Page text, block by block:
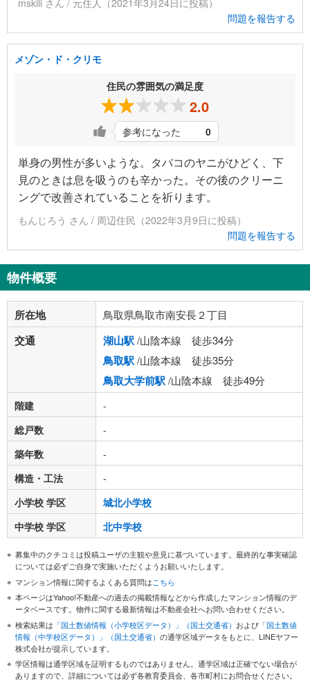
mskiii さん / 元住人（2021年3月24日に投稿）
問題を報告する
メゾン・ド・クリモ
住民の雰囲気の満足度
2.0
参考になった 0
単身の男性が多いような。タバコのヤニがひどく、下
見のときは息を吸うのも辛かった。その後のクリーニ
ングで改善されていることを祈ります。
もんじろう さん / 周辺住民（2022年3月9日に投稿）
問題を報告する
物件概要
所在地 鳥取県鳥取市南安長２丁目
交通 湖山駅/山陰本線 徒歩34分
鳥取駅/山陰本線 徒歩35分
鳥取大学前駅/山陰本線 徒歩49分
階建
-
総戸数
-
築年数
-
構造・工法
-
小学校 学区
城北小学校
中学校 学区
北中学校
募集中のクチコミは投稿ユーザの主観や意見に基づいています。最終的な事実確認
については必ずご自身で実施いただくようお願いいたします。
マンション情報に関するよくある質問はこちら
本ページはYahoo!不動産への過去の掲載情報などから作成したマンション情報のデ
ータベースです。物件に関する最新情報は不動産会社へお問い合わせください。
検索結果は 「国土数値情報（小学校区データ）」（国土交通省） および 「国土数値
情報（中学校区データ）」（国土交通省） の通学区域データをもとに、LINEヤフー
株式会社が提示しています。
学区情報は通学区域を証明するものではありません。通学区域は正確でない場合が
ありますので、詳細については必ず各教育委員会、各市町村にお問合せください。